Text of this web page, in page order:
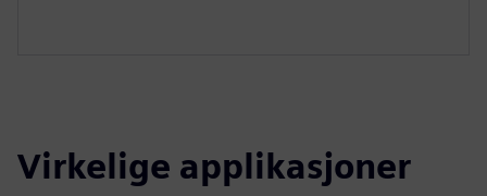
Virkelige applikasjoner